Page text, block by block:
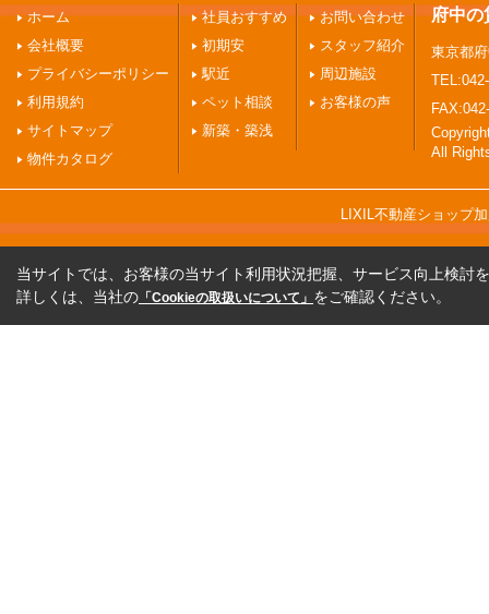
ホーム
会社概要
プライバシーポリシー
利用規約
サイトマップ
物件カタログ
社員おすすめ
初期安
駅近
ペット相談
新築・築浅
お問い合わせ
スタッフ紹介
周辺施設
お客様の声
府中の
東京都
All
LIXIL不動産ショップ
当サイトでは、お客様の当サイト利用状況把握、サービス向上検討
詳しくは、当社の 「Cookieの取扱いについて」 をご確認ください。